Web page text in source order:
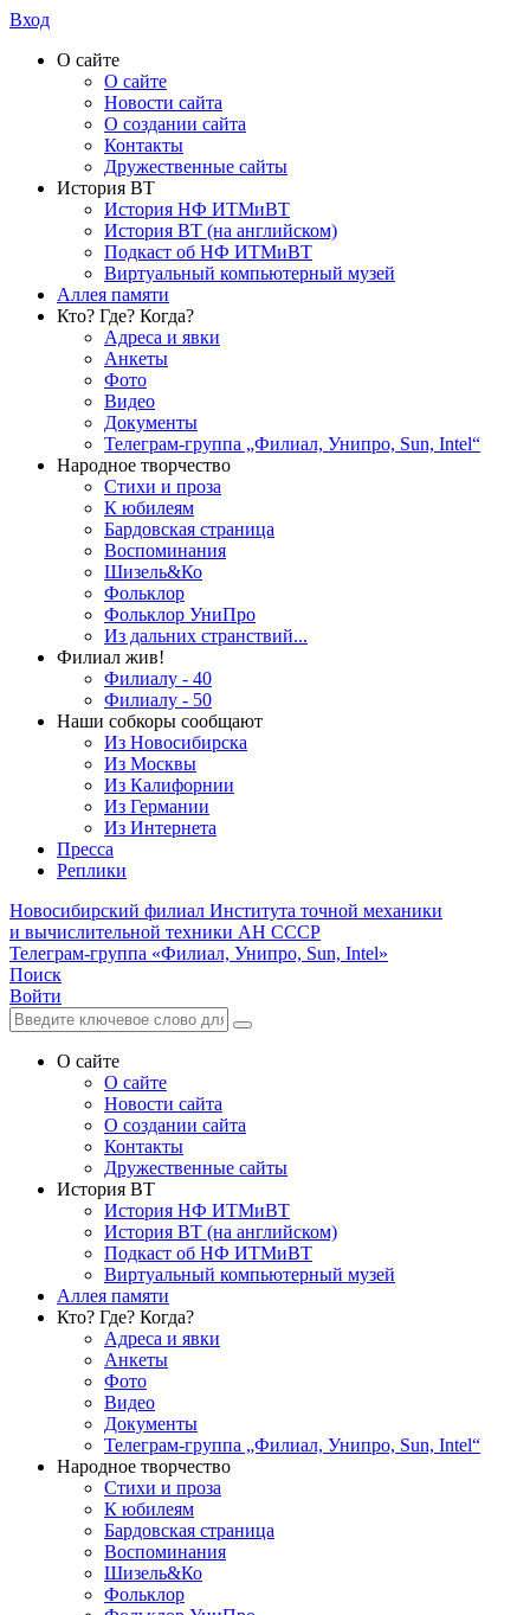
Вход
О сайте
О сайте
Новости сайта
О создании сайта
Контакты
Дружественные сайты
История ВТ
История НФ ИТМиВТ
История ВТ (на английском)
Подкаст об НФ ИТМиВТ
Виртуальный компьютерный музей
Аллея памяти
Кто? Где? Когда?
Адреса и явки
Анкеты
Фото
Видео
Документы
Телеграм-группа „Филиал, Унипро, Sun, Intel“
Народное творчество
Стихи и проза
К юбилеям
Бардовская страница
Воспоминания
Шизель&Ко
Фольклор
Фольклор УниПро
Из дальних странствий...
Филиал жив!
Филиалу - 40
Филиалу - 50
Наши собкоры сообщают
Из Новосибирска
Из Москвы
Из Калифорнии
Из Германии
Из Интернета
Пресса
Реплики
Новосибирский филиал Института точной механики
и вычислительной техники АН СССР
Телеграм-группа «Филиал, Унипро, Sun, Intel»
Поиск
Войти
О сайте
О сайте
Новости сайта
О создании сайта
Контакты
Дружественные сайты
История ВТ
История НФ ИТМиВТ
История ВТ (на английском)
Подкаст об НФ ИТМиВТ
Виртуальный компьютерный музей
Аллея памяти
Кто? Где? Когда?
Адреса и явки
Анкеты
Фото
Видео
Документы
Телеграм-группа „Филиал, Унипро, Sun, Intel“
Народное творчество
Стихи и проза
К юбилеям
Бардовская страница
Воспоминания
Шизель&Ко
Фольклор